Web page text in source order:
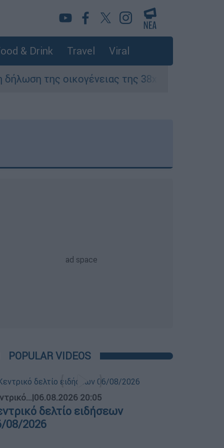
& Drink Travel Viral
της 38χρονης Βρετανίδας που
POPULAR VIDEOS
|06.08.2026 20:05
δελτίο ειδήσεων
08/2026